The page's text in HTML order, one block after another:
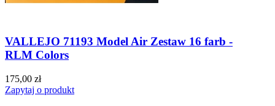
VALLEJO 71193 Model Air Zestaw 16 farb -
RLM Colors
175,00 zł
Zapytaj o produkt